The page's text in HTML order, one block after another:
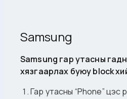
Samsung
Samsung гар утасны
хязгаарлах буюу block
Гар утасны “Phone” цэс